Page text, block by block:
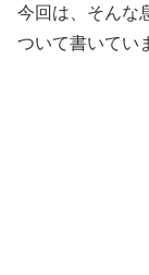
今回は、そんな
ついて書いてい